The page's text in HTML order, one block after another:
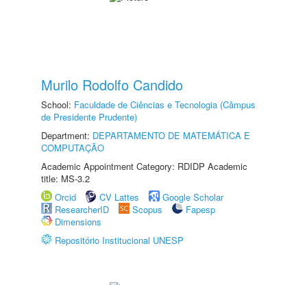
Murilo Rodolfo Candido
School: Faculdade de Ciências e Tecnologia (Câmpus
de Presidente Prudente)
Department: DEPARTAMENTO DE MATEMÁTICA E
COMPUTAÇÃO
Academic Appointment Category: RDIDP Academic
title: MS-3.2
Orcid
CV Lattes
Google Scholar
ResearcherID
Scopus
Fapesp
Dimensions
Repositório Institucional UNESP